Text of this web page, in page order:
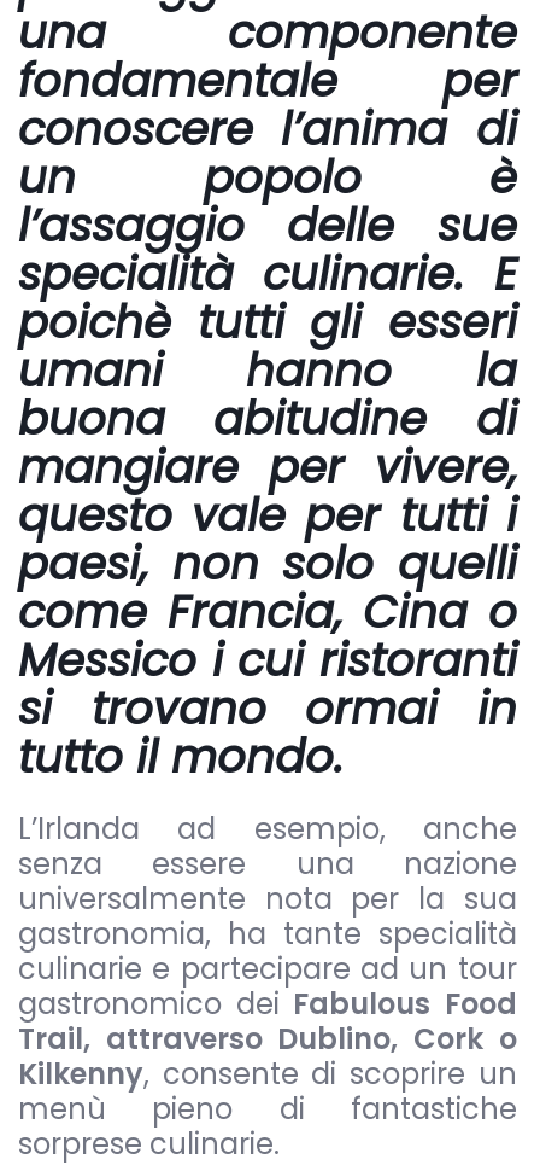
una componente
fondamentale per
conoscere l’anima di
un popolo è
l’assaggio delle sue
specialità culinarie. E
poichè tutti gli esseri
umani hanno la
buona abitudine di
mangiare per vivere,
questo vale per tutti i
paesi, non solo quelli
come Francia, Cina o
Messico i cui ristoranti
si trovano ormai in
tutto il mondo.
L’Irlanda ad esempio, anche
senza essere una nazione
universalmente nota per la sua
gastronomia, ha tante specialità
culinarie e partecipare ad un tour
gastronomico dei Fabulous Food
Trail, attraverso Dublino, Cork o
Kilkenny, consente di scoprire un
menù pieno di fantastiche
sorprese culinarie.